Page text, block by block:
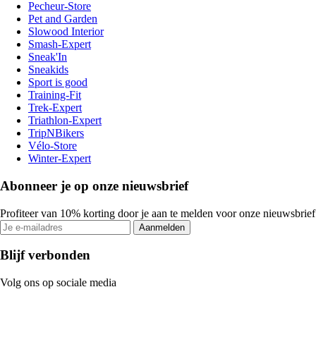
Pecheur-Store
Pet and Garden
Slowood Interior
Smash-Expert
Sneak'In
Sneakids
Sport is good
Training-Fit
Trek-Expert
Triathlon-Expert
TripNBikers
Vélo-Store
Winter-Expert
Abonneer je op onze nieuwsbrief
Profiteer van 10% korting door je aan te melden voor onze nieuwsbrief
Aanmelden
Blijf verbonden
Volg ons op sociale media